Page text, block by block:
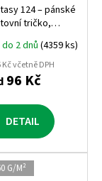
124 – pánské
tričko,
150 g, 100%
2 dnů (4359 ks)
Kč včetně DPH
96 Kč
DETAIL
G/M²